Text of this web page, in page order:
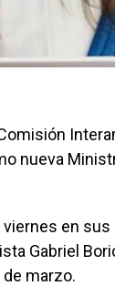
nueva
en
Gabriel
marzo.